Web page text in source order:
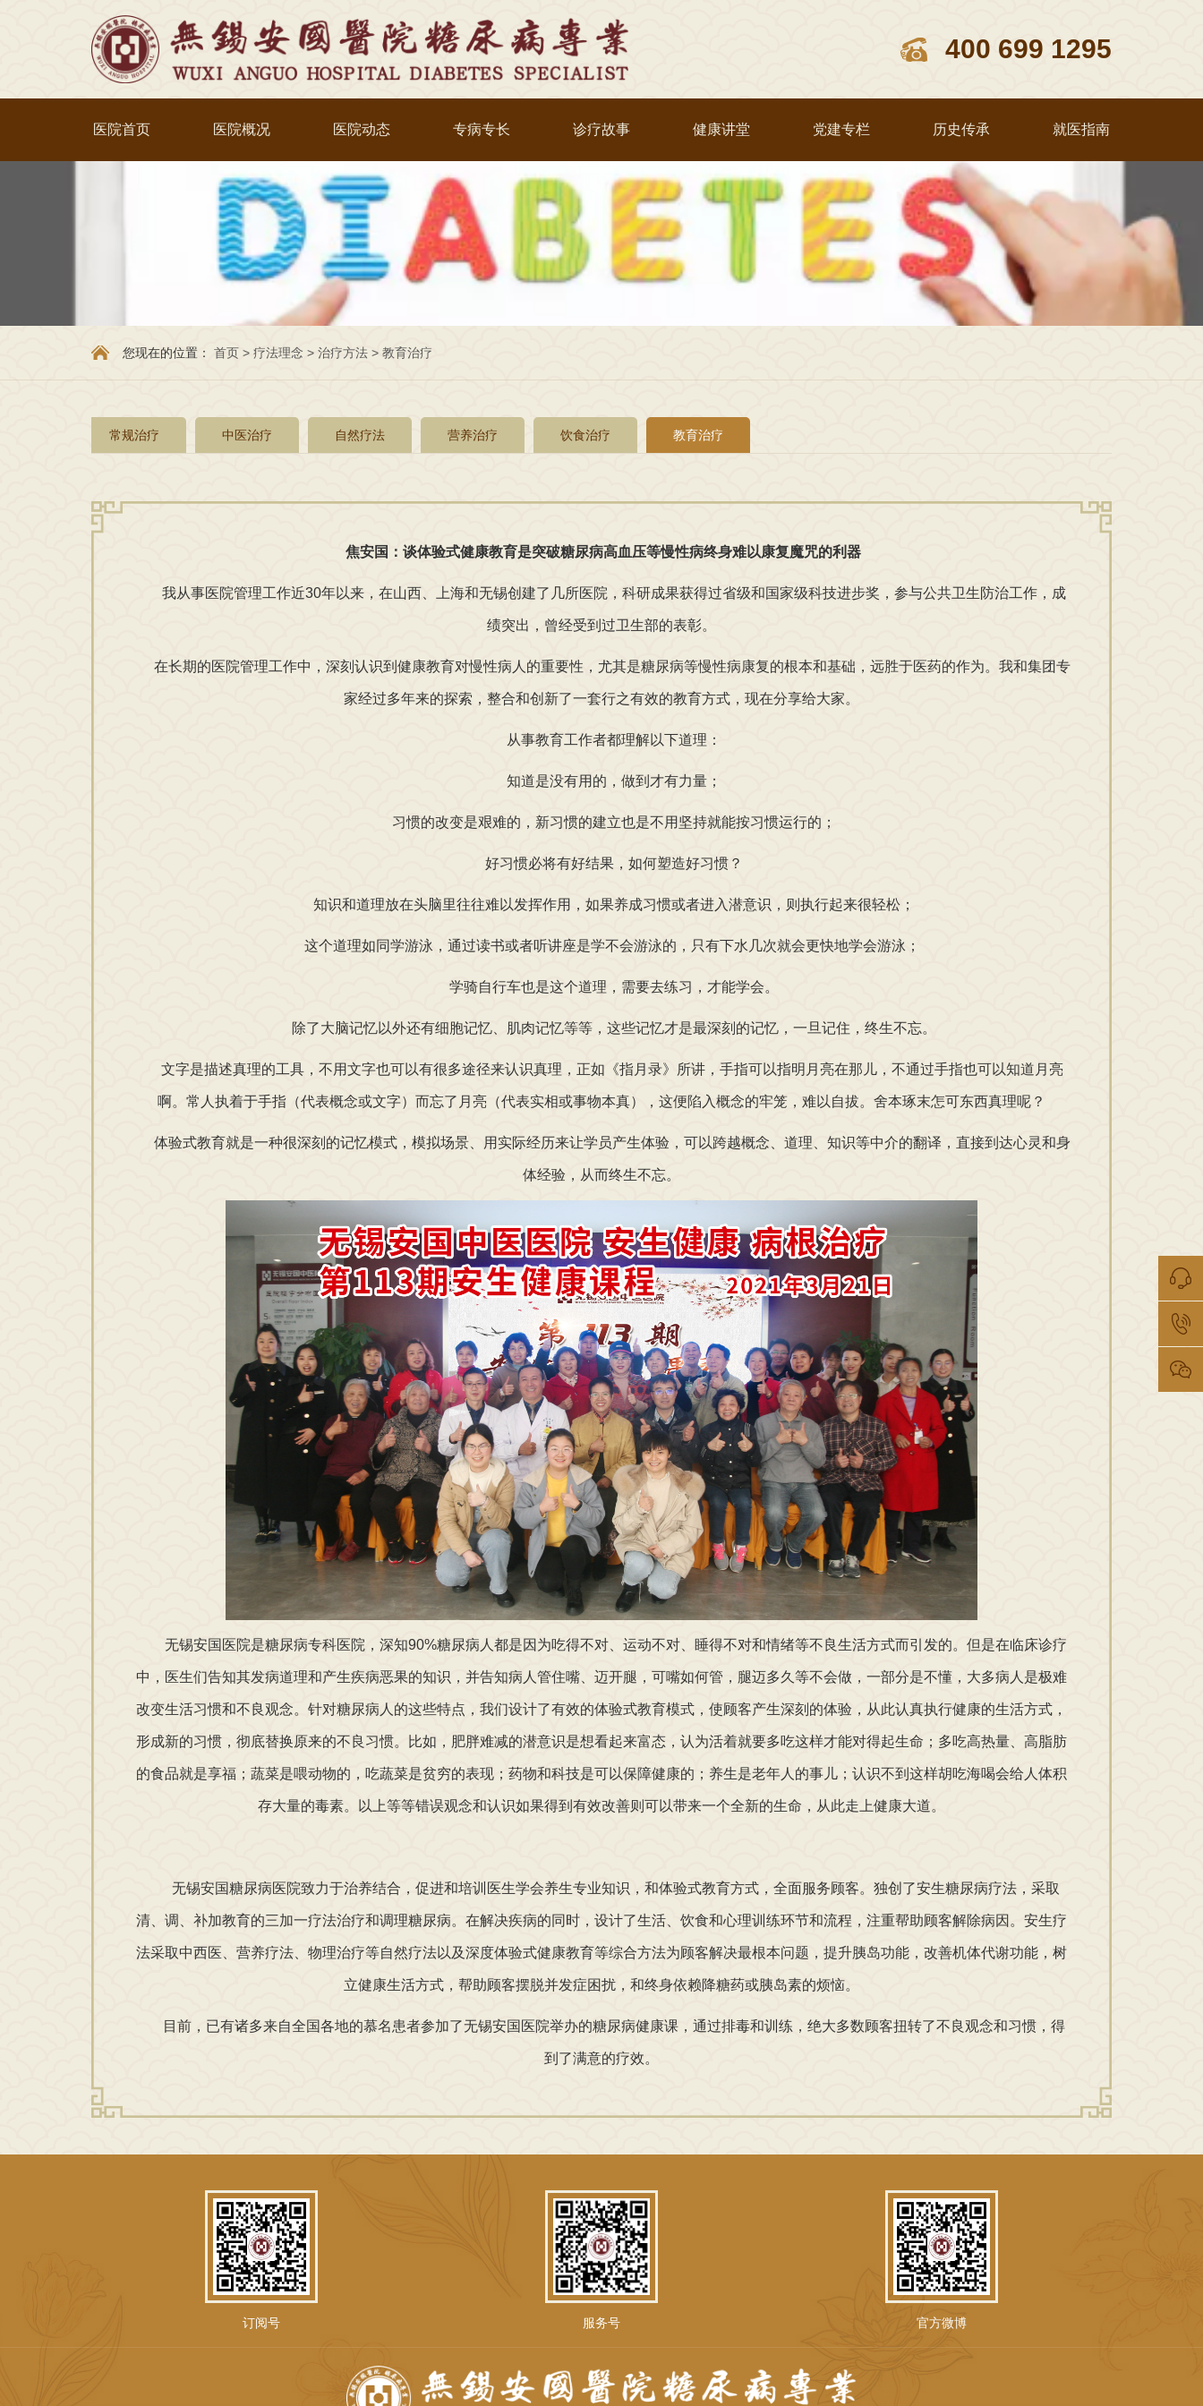
400 699 1295
医院首页 医院概况 医院动态 专病专长 诊疗故事 健康讲堂 党建专栏 历史传承 就医指南
您现在的位置： 首页 > 疗法理念 > 治疗方法 > 教育治疗
常规治疗 中医治疗 自然疗法 营养治疗 饮食治疗 教育治疗
焦安国：谈体验式健康教育是突破糖尿病高血压等慢性病终身难以康复魔咒的利器
我从事医院管理工作近30年以来，在山西、上海和无锡创建了几所医院，科研成果获得过省级和国家级科技进步奖，参与公共卫生防治工作，成
绩突出，曾经受到过卫生部的表彰。
在长期的医院管理工作中，深刻认识到健康教育对慢性病人的重要性，尤其是糖尿病等慢性病康复的根本和基础，远胜于医药的作为。我和集团专
家经过多年来的探索，整合和创新了一套行之有效的教育方式，现在分享给大家。
从事教育工作者都理解以下道理：
知道是没有用的，做到才有力量；
习惯的改变是艰难的，新习惯的建立也是不用坚持就能按习惯运行的；
好习惯必将有好结果，如何塑造好习惯？
知识和道理放在头脑里往往难以发挥作用，如果养成习惯或者进入潜意识，则执行起来很轻松；
这个道理如同学游泳，通过读书或者听讲座是学不会游泳的，只有下水几次就会更快地学会游泳；
学骑自行车也是这个道理，需要去练习，才能学会。
除了大脑记忆以外还有细胞记忆、肌肉记忆等等，这些记忆才是最深刻的记忆，一旦记住，终生不忘。
文字是描述真理的工具，不用文字也可以有很多途径来认识真理，正如《指月录》所讲，手指可以指明月亮在那儿，不通过手指也可以知道月亮
啊。常人执着于手指（代表概念或文字）而忘了月亮（代表实相或事物本真），这便陷入概念的牢笼，难以自拔。舍本琢末怎可东西真理呢？
体验式教育就是一种很深刻的记忆模式，模拟场景、用实际经历来让学员产生体验，可以跨越概念、道理、知识等中介的翻译，直接到达心灵和身
体经验，从而终生不忘。
无锡安国医院是糖尿病专科医院，深知90%糖尿病人都是因为吃得不对、运动不对、睡得不对和情绪等不良生活方式而引发的。但是在临床诊疗
中，医生们告知其发病道理和产生疾病恶果的知识，并告知病人管住嘴、迈开腿，可嘴如何管，腿迈多久等不会做，一部分是不懂，大多病人是极难
改变生活习惯和不良观念。针对糖尿病人的这些特点，我们设计了有效的体验式教育模式，使顾客产生深刻的体验，从此认真执行健康的生活方式，
形成新的习惯，彻底替换原来的不良习惯。比如，肥胖难减的潜意识是想看起来富态，认为活着就要多吃这样才能对得起生命；多吃高热量、高脂肪
的食品就是享福；蔬菜是喂动物的，吃蔬菜是贫穷的表现；药物和科技是可以保障健康的；养生是老年人的事儿；认识不到这样胡吃海喝会给人体积
存大量的毒素。以上等等错误观念和认识如果得到有效改善则可以带来一个全新的生命，从此走上健康大道。
无锡安国糖尿病医院致力于治养结合，促进和培训医生学会养生专业知识，和体验式教育方式，全面服务顾客。独创了安生糖尿病疗法，采取
清、调、补加教育的三加一疗法治疗和调理糖尿病。在解决疾病的同时，设计了生活、饮食和心理训练环节和流程，注重帮助顾客解除病因。安生疗
法采取中西医、营养疗法、物理治疗等自然疗法以及深度体验式健康教育等综合方法为顾客解决最根本问题，提升胰岛功能，改善机体代谢功能，树
立健康生活方式，帮助顾客摆脱并发症困扰，和终身依赖降糖药或胰岛素的烦恼。
目前，已有诸多来自全国各地的慕名患者参加了无锡安国医院举办的糖尿病健康课，通过排毒和训练，绝大多数顾客扭转了不良观念和习惯，得
到了满意的疗效。
订阅号 服务号 官方微博